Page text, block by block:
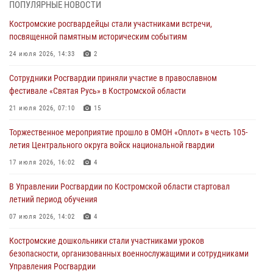
Cотрудники Росгвардии и их семьи приняли участие в богослужении
в честь князя Владимира в Костроме
Более пятидесяти поступивших сигналов отработали костромские
росгвардейцы за прошедшую неделю
«Росгвардия. Вехи истории»: послевоенный опыт войск
правопорядка за пределами СССР (видео)
Костромские росгвардейцы стали участниками встречи,
посвященной памятным историческим событиям
ПОПУЛЯРНЫЕ НОВОСТИ
Костромские росгвардейцы стали участниками встречи,
посвященной памятным историческим событиям
24 июля 2026, 14:33 2
Сотрудники Росгвардии приняли участие в православном
фестивале «Святая Русь» в Костромской области
21 июля 2026, 07:10 15
Торжественное мероприятие прошло в ОМОН «Оплот» в честь 105-
летия Центрального округа войск национальной гвардии
17 июля 2026, 16:02 4
В Управлении Росгвардии по Костромской области стартовал
летний период обучения
07 июля 2026, 14:02 4
Костромские дошкольники стали участниками уроков
безопасности, организованных военнослужащими и сотрудниками
Управления Росгвардии